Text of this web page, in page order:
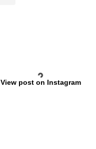
View post on Instagram